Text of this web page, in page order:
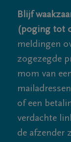
Blijf
(poging tot
meldingen
zogezegde
mom van
of een
verdachte
de afzender